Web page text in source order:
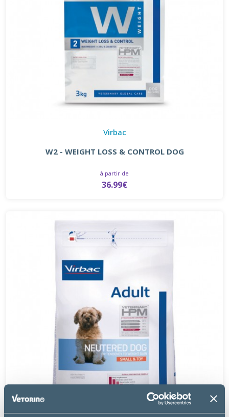
Virbac
W2 - WEIGHT LOSS & CONTROL DOG
à partir de
36.99€